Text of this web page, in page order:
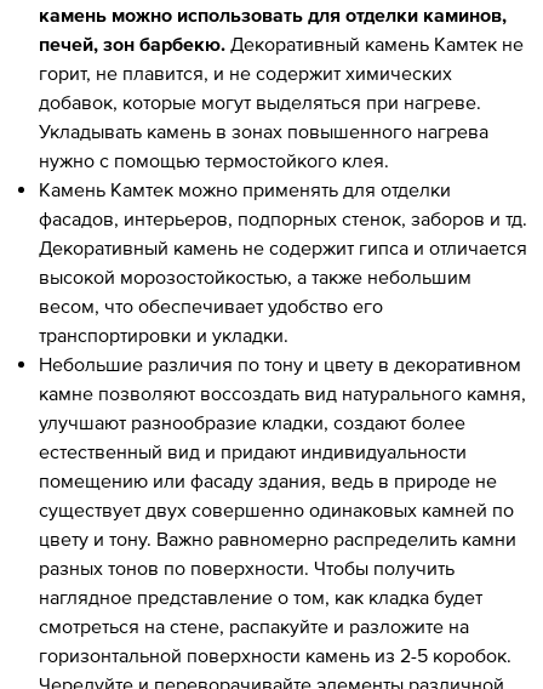
камень можно использовать для отделки каминов,
печей, зон барбекю. Декоративный камень Камтек не
горит, не плавится, и не содержит химических
добавок, которые могут выделяться при нагреве.
Укладывать камень в зонах повышенного нагрева
нужно с помощью термостойкого клея.
Камень Камтек можно применять для отделки
фасадов, интерьеров, подпорных стенок, заборов и тд.
Декоративный камень не содержит гипса и отличается
высокой морозостойкостью, а также небольшим
весом, что обеспечивает удобство его
транспортировки и укладки.
Небольшие различия по тону и цвету в декоративном
камне позволяют воссоздать вид натурального камня,
улучшают разнообразие кладки, создают более
естественный вид и придают индивидуальности
помещению или фасаду здания, ведь в природе не
существует двух совершенно одинаковых камней по
цвету и тону. Важно равномерно распределить камни
разных тонов по поверхности. Чтобы получить
наглядное представление о том, как кладка будет
смотреться на стене, распакуйте и разложите на
горизонтальной поверхности камень из 2-5 коробок.
Чередуйте и переворачивайте элементы различной